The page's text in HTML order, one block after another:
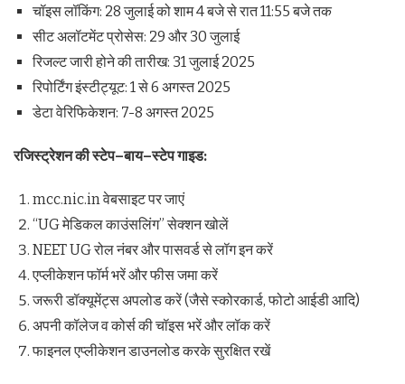
चॉइस लॉकिंग: 28 जुलाई को शाम 4 बजे से रात 11:55 बजे तक
सीट अलॉटमेंट प्रोसेस: 29 और 30 जुलाई
रिजल्ट जारी होने की तारीख: 31 जुलाई 2025
रिपोर्टिंग इंस्टीट्यूट: 1 से 6 अगस्त 2025
डेटा वेरिफिकेशन: 7-8 अगस्त 2025
रजिस्ट्रेशनकीस्टेप–बाय–स्टेपगाइड:
mcc.nic.in वेबसाइट पर जाएं
“UG मेडिकल काउंसलिंग” सेक्शन खोलें
NEET UG रोल नंबर और पासवर्ड से लॉग इन करें
एप्लीकेशन फॉर्म भरें और फीस जमा करें
जरूरी डॉक्यूमेंट्स अपलोड करें (जैसे स्कोरकार्ड, फोटो आईडी आदि)
अपनी कॉलेज व कोर्स की चॉइस भरें और लॉक करें
फाइनल एप्लीकेशन डाउनलोड करके सुरक्षित रखें